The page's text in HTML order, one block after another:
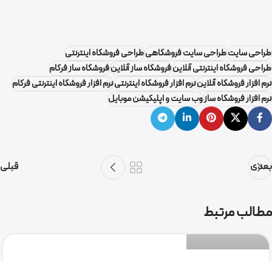
طراحی سایتطراحی سایت فروشگاهیطراحی فروشگاه اینترنتی
طراحی فروشگاه اینترنتی آنلاینفروشگاه ساز آنلاینفروشگاه ساز فرکام
نرم افزار فروشگاه آنلایننرم افزار فروشگاه اینترنتینرم افزار فروشگاه اینترنتی فرکام
نرم افزار فروشگاه سازوب سایت و اپلیکیشن موبایل
بعدی قبلی
مطالب مرتبط